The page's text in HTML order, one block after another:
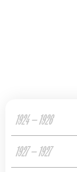
1924 — 1926
1927 — 1927